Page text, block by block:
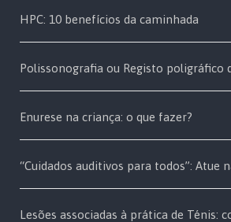
HPC: 10 benefícios da caminhada
Polissonografia ou Registo poligráfico
Enurese na criança: o que fazer?
“Cuidados auditivos para todos”: Atue
Lesões associadas à prática de Ténis: